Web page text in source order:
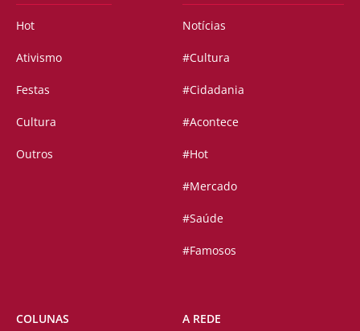
Hot
Ativismo
Festas
Cultura
Outros
Notícias
#Cultura
#Cidadania
#Acontece
#Hot
#Mercado
#Saúde
#Famosos
COLUNAS A REDE